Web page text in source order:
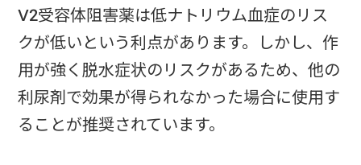
V2受容体阻害薬は低ナトリウム血症のリス
クが低いという利点があります。しかし、作
用が強く脱水症状のリスクがあるため、他の
利尿剤で効果が得られなかった場合に使用す
ることが推奨されています。